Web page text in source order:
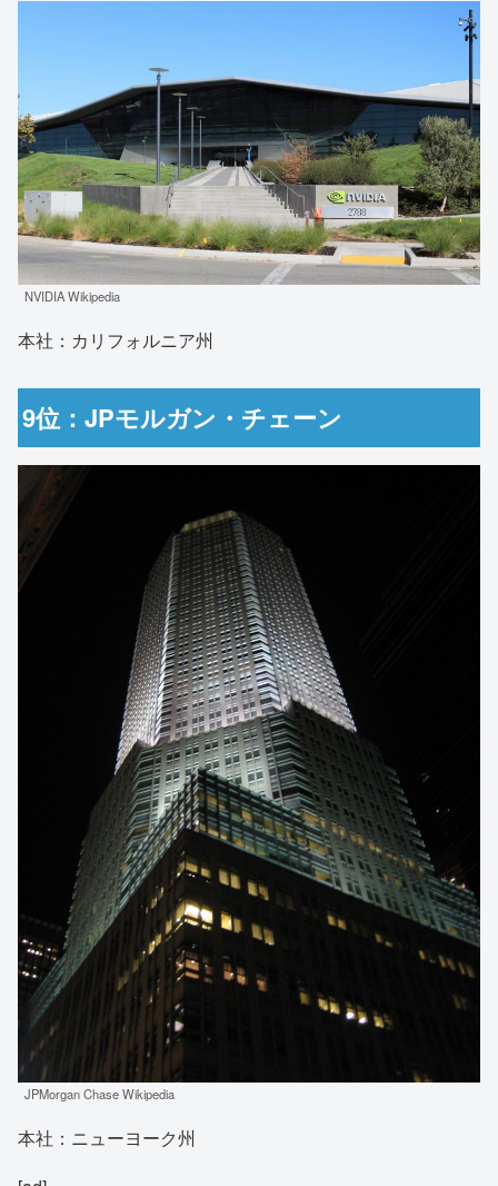
NVIDIA Wikipedia
本社：カリフォルニア州
9位：JPモルガン・チェーン
JPMorgan Chase Wikipedia
本社：ニューヨーク州